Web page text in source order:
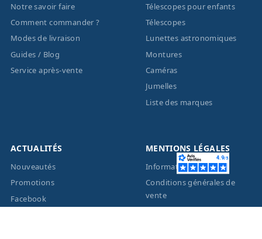
Notre savoir faire
Comment commander ?
Modes de livraison
Guides / Blog
Service après-vente
Télescopes pour enfants
Télescopes
Lunettes astronomiques
Montures
Caméras
Jumelles
Liste des marques
ACTUALITÉS
Nouveautés
Promotions
Facebook
MENTIONS LÉGALES
Informations légales
Conditions générales de
vente